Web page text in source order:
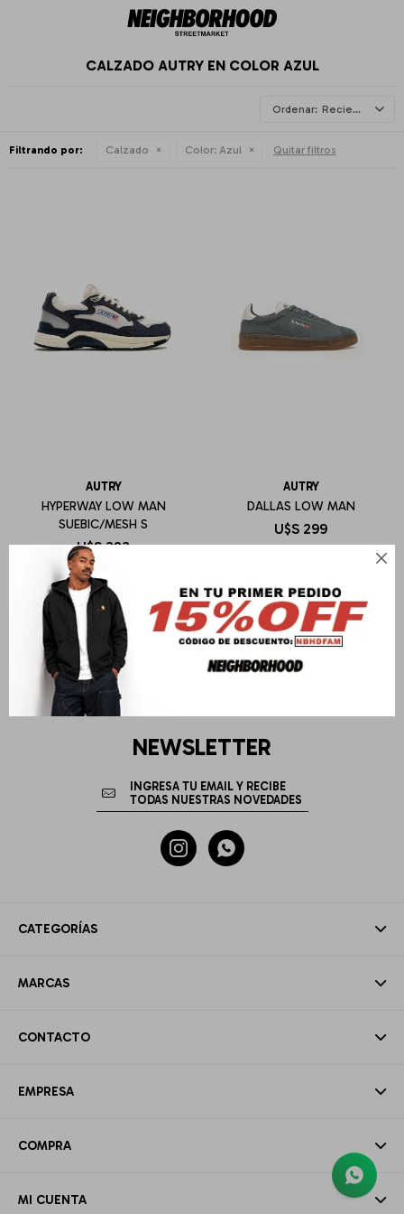

CALZADO AUTRY EN COLOR AZUL
Recientes
Filtrando por: Calzado Color: Azul Quitar filtros
AUTRY
HYPERWAY LOW MAN
SUEBIC/MESH S
U$S 323
AUTRY
DALLAS LOW MAN
U$S 299
CATEGORÍAS
MARCAS
CONTACTO
EMPRESA
COMPRA
MI CUENTA
NEWSLETTER
 